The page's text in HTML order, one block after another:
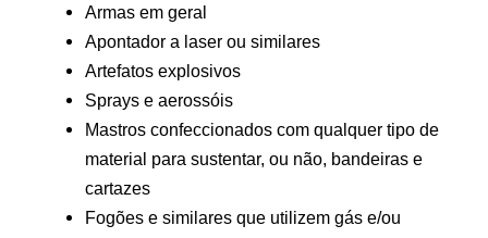
Armas em geral
Apontador a laser ou similares
Artefatos explosivos
Sprays e aerossóis
Mastros confeccionados com qualquer tipo de
material para sustentar, ou não, bandeiras e
cartazes
Fogões e similares que utilizem gás e/ou